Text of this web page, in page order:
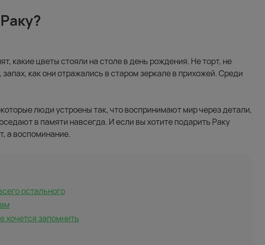
какие цветы стояли на столе в день рождения. Не торт, не
как они отражались в старом зеркале в прихожей. Среди
люди устроены так, что воспринимают мир через детали,
в памяти навсегда. И если вы хотите подарить Раку
а воспоминание.
остального
хочется запомнить